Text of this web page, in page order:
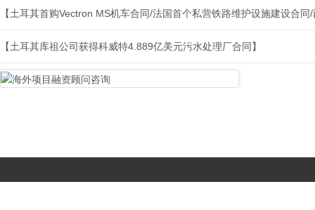
【土耳其首购Vectron MS机车合同/法国首个私营铁路维护设施建设合
【土耳其库祖公司获得科威特4.889亿美元污水处理厂合同】